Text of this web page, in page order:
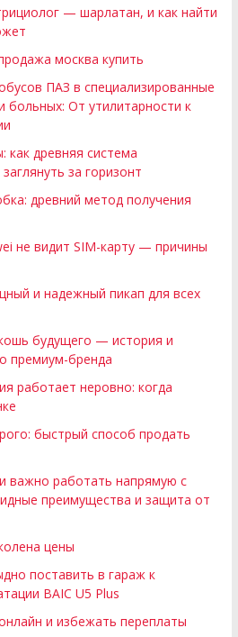
— шарлатан, и как найти
москва купить
ПАЗ в специализированные
больных: От утилитарности к
как древняя система
за горизонт
древний метод получения
не видит SIM-карту — причины
и надежный пикап для всех
будущего — история и
премиум-бренда
работает неровно: когда
быстрый способ продать
важно работать напрямую с
преимущества и защита от
цены
поставить в гараж к
BAIC U5 Plus
и избежать переплаты